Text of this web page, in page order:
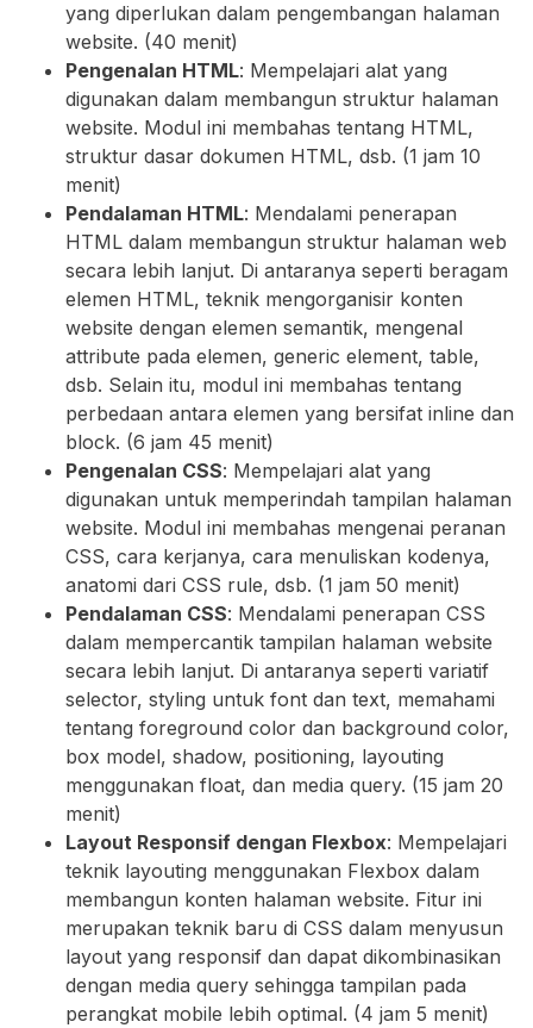
yang diperlukan dalam pengembangan halaman
website. (40 menit)
Pengenalan HTML: Mempelajari alat yang
digunakan dalam membangun struktur halaman
website. Modul ini membahas tentang HTML,
struktur dasar dokumen HTML, dsb. (1 jam 10
menit)
Pendalaman HTML: Mendalami penerapan
HTML dalam membangun struktur halaman web
secara lebih lanjut. Di antaranya seperti beragam
elemen HTML, teknik mengorganisir konten
website dengan elemen semantik, mengenal
attribute pada elemen, generic element, table,
dsb. Selain itu, modul ini membahas tentang
perbedaan antara elemen yang bersifat inline dan
block. (6 jam 45 menit)
Pengenalan CSS: Mempelajari alat yang
digunakan untuk memperindah tampilan halaman
website. Modul ini membahas mengenai peranan
CSS, cara kerjanya, cara menuliskan kodenya,
anatomi dari CSS rule, dsb. (1 jam 50 menit)
Pendalaman CSS: Mendalami penerapan CSS
dalam mempercantik tampilan halaman website
secara lebih lanjut. Di antaranya seperti variatif
selector, styling untuk font dan text, memahami
tentang foreground color dan background color,
box model, shadow, positioning, layouting
menggunakan float, dan media query. (15 jam 20
menit)
Layout Responsif dengan Flexbox: Mempelajari
teknik layouting menggunakan Flexbox dalam
membangun konten halaman website. Fitur ini
merupakan teknik baru di CSS dalam menyusun
layout yang responsif dan dapat dikombinasikan
dengan media query sehingga tampilan pada
perangkat mobile lebih optimal. (4 jam 5 menit)